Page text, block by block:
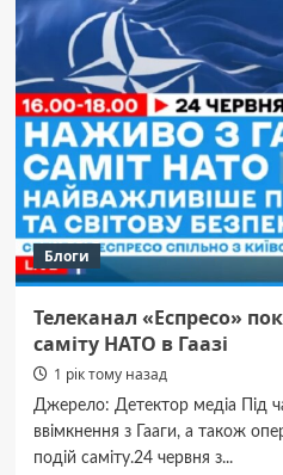
удари
росіян
по Силах
оборони
Полтавщини
Блоги
Телеканал «Еспресо»
саміту НАТО в Гаазі
1 рік тому назад
Джерело: Детектор медіа Під
ввімкнення з Гааги, а також
подій саміту.24 червня з...